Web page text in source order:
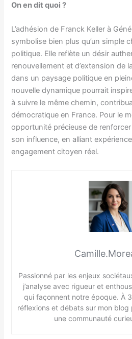
On en dit quoi ?
L’adhésion de Franck Keller à
symbolise bien plus qu’un simple
politique. Elle reflète un désir
renouvellement et d’extension de
dans un paysage politique en
nouvelle dynamique pourrait
à suivre le même chemin,
démocratique en France. Pour le
opportunité précieuse de
son influence, en alliant
engagement citoyen réel.
Passionné par les enjeux
j’analyse avec rigueur et
qui façonnent notre époque. À
réflexions et débats sur mon
une communauté